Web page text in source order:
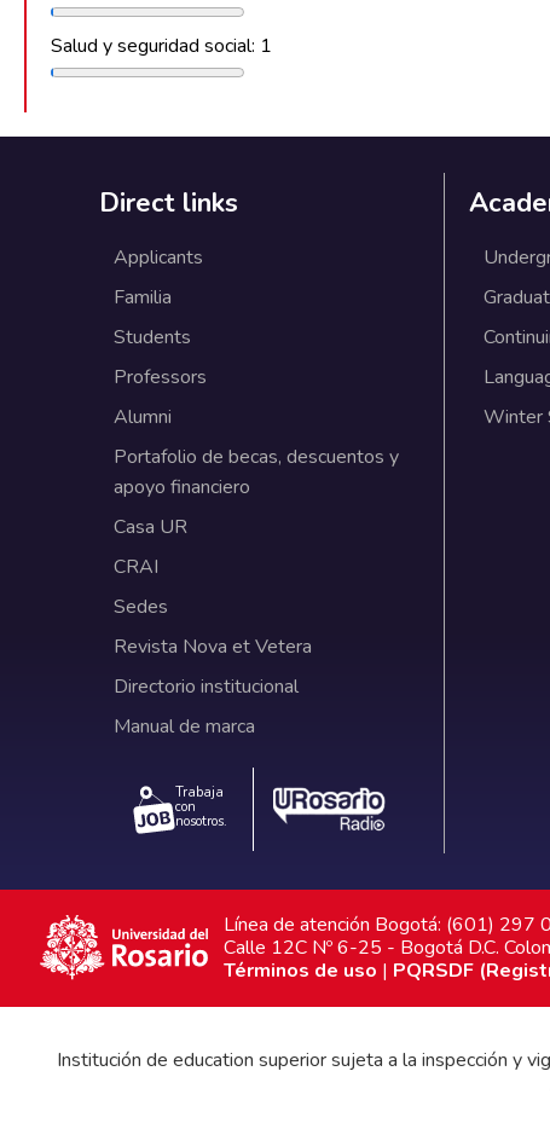
Salud y seguridad social: 1
Direct links
Applicants
Familia
Students
Professors
Alumni
Portafolio de becas, descuentos y
apoyo financiero
Casa UR
CRAI
Sedes
Revista Nova et Vetera
Directorio institucional
Manual de marca
Trabaja
con
nosotros.
Winter
Línea de atención Bogotá: (601) 297
Calle 12C Nº 6-25 - Bogotá D.C.
Términos de uso | PQRSDF
Institución de education superior sujeta a la inspección y